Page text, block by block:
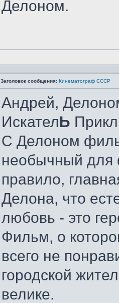
Делоном.
Заголовок сообщения: Кинематограф СССР
Андрей,
ИскателЬ
С Делоном
необычный для
правило,
Делона, что
любовь - это
Фильм, о
всего не
городской
велике.